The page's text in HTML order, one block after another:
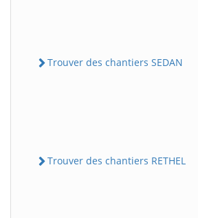
Trouver des chantiers SEDAN
Trouver des chantiers RETHEL